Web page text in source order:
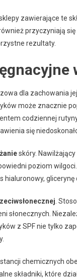
zawierające te
przyczyniają
rezultaty.
dla zachowania
może znacznie
codziennej
się
skóry. Nawilżający
poziom
hialuronowy,
.
słonecznych.
z SPF nie tylko
chemicznych
składniki, które